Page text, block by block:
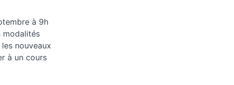
à 9h
modalités
nouveaux
à un cours